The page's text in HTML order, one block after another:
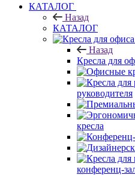
КАТАЛОГ
Назад
КАТАЛОГ
Назад
Кресла для
руководителя
кресла
конференц-